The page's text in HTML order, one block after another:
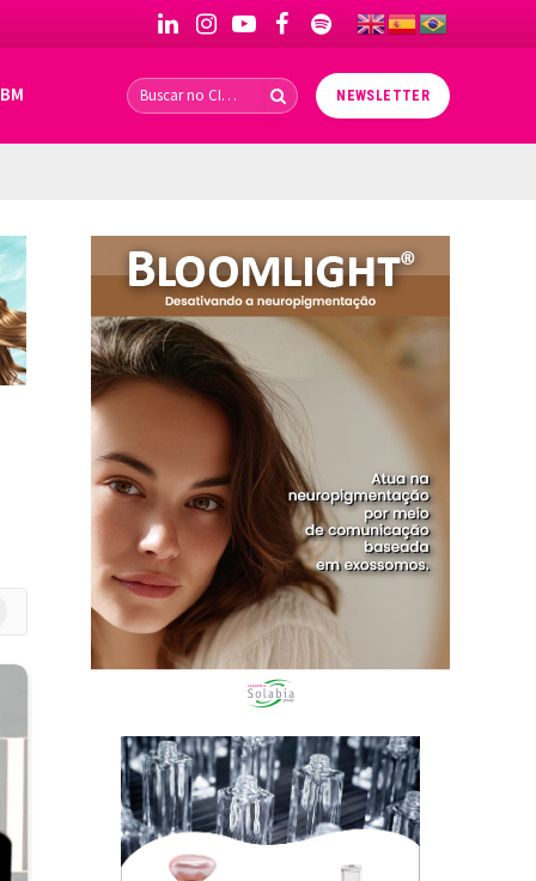
LinkedInInstagramYouTubeFacebookSpotify
NEWSLETTER